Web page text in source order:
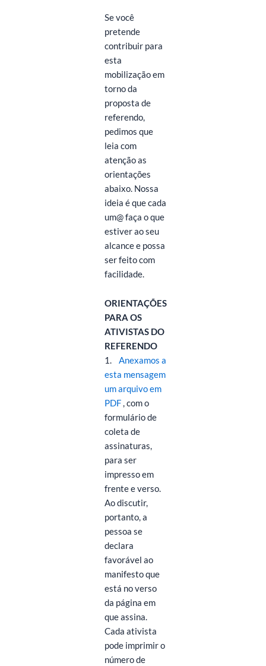
Se você
pretende
contribuir para
esta
mobilização em
torno da
proposta de
referendo,
pedimos que
leia com
atenção as
orientações
abaixo. Nossa
ideia é que cada
um@ faça o que
estiver ao seu
alcance e possa
ser feito com
facilidade.
ORIENTAÇÕES
PARA OS
ATIVISTAS DO
REFERENDO
1. Anexamos a
esta mensagem
um arquivo em
PDF, com o
formulário de
coleta de
assinaturas,
para ser
impresso em
frente e verso.
Ao discutir,
portanto, a
pessoa se
declara
favorável ao
manifesto que
está no verso
da página em
que assina.
Cada ativista
pode imprimir o
número de